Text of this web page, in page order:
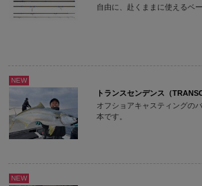
自由に、赴くままに使えるベ
NEW
トランスセンデンス（
オフショアキャスティングの
本です。
NEW